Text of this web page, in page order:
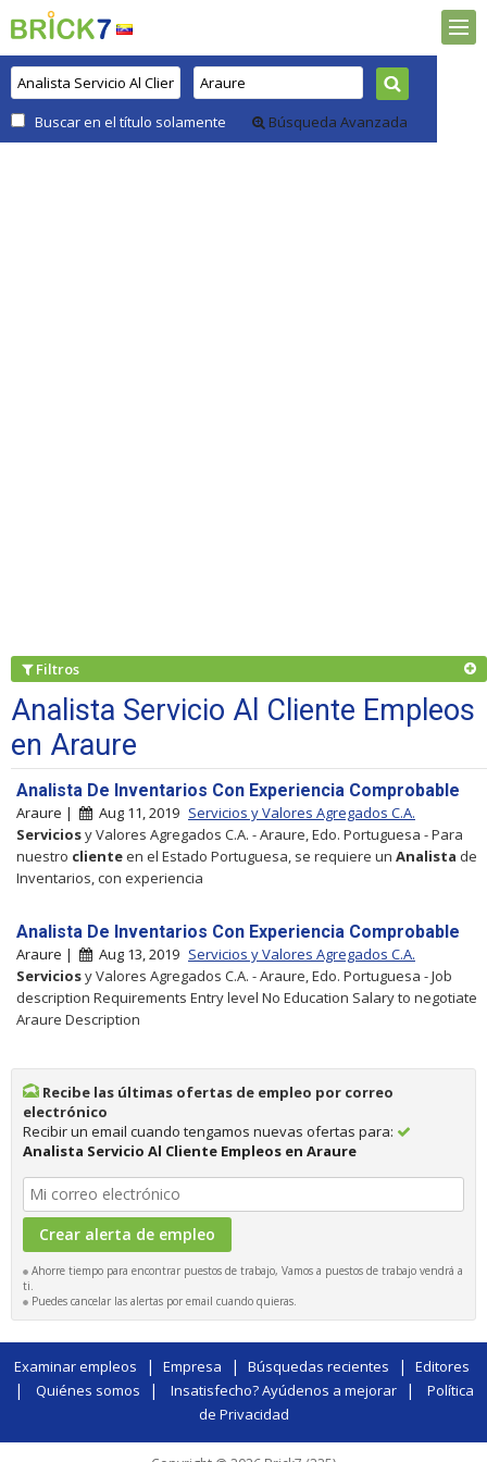
Buscar en el título solamente Búsqueda Avanzada
Filtros
Analista Servicio Al Cliente Empleos
en Araure
Analista De Inventarios Con Experiencia Comprobable
Araure | Aug 11, 2019 Servicios y Valores Agregados C.A.
Serviciosy Valores Agregados C.A. - Araure, Edo. Portuguesa - Para
nuestro clienteen el Estado Portuguesa, se requiere un Analista de
Inventarios, con experiencia
Analista De Inventarios Con Experiencia Comprobable
Araure | Aug 13, 2019 Servicios y Valores Agregados C.A.
Serviciosy Valores Agregados C.A. - Araure, Edo. Portuguesa - Job
description Requirements Entry level No Education Salary to negotiate
Araure Description
Recibe las últimas ofertas de empleo por correo
electrónico
Recibir un email cuando tengamos nuevas ofertas para:
Analista Servicio Al Cliente Empleos en Araure
Ahorre tiempo para encontrar puestos de trabajo, Vamos a puestos de trabajo vendrá a
ti.
Puedes cancelar las alertas por email cuando quieras.
Examinar empleos | Empresa | Búsquedas recientes | Editores
| Quiénes somos | Insatisfecho? Ayúdenos a mejorar|
Política
de Privacidad